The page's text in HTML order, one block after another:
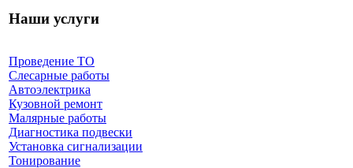
Наши услуги
Проведение ТО
Слесарные работы
Автоэлектрика
Кузовной ремонт
Малярные работы
Диагностика подвески
Установка сигнализации
Тонирование